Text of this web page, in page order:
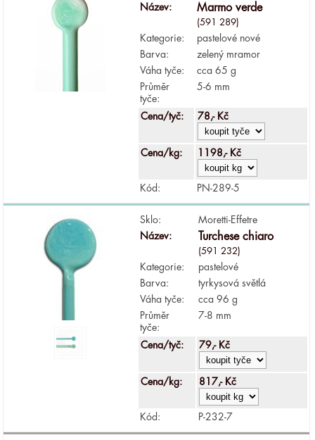
Název:
Marmo verde
(591 289)
Kategorie:
pastelové nové
Barva:
zelený mramor
Váha tyče:
cca 65 g
Průměr
tyče:
5-6 mm
Cena/tyč: 78,- Kč
Cena/kg: 1198,- Kč
Kód: PN-289-5
Sklo:
Moretti-Effetre
Název:
Turchese chiaro
(591 232)
Kategorie:
pastelové
Barva:
tyrkysová světlá
Váha tyče:
cca 96 g
Průměr
tyče:
7-8 mm
Cena/tyč: 79,- Kč
Cena/kg: 817,- Kč
Kód: P-232-7